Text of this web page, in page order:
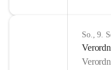
So., 9.